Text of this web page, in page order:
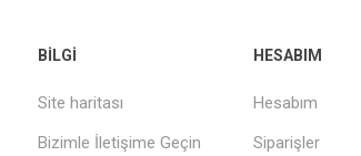
BILGI
Site haritası
Bizimle İletişime Geçin
HESABIM
Hesabım
Siparişler